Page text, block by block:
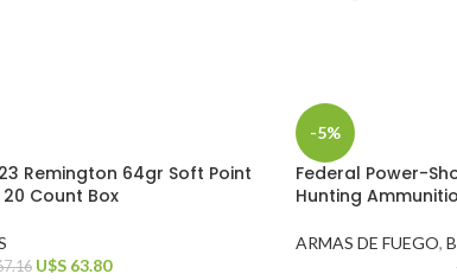
Remington 64gr Soft Point
Count Box
U$S 63.80
-5%
Federal Power-
Hunting
ARMAS DE FUEGO,